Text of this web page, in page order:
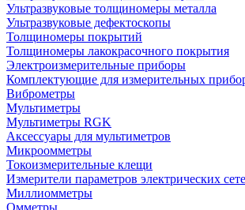
Ультразвуковые толщиномеры металла
Ультразвуковые дефектоскопы
Толщиномеры покрытий
Толщиномеры лакокрасочного покрытия
Электроизмерительные приборы
Комплектующие для измерительных
Виброметры
Мультиметры
Мультиметры RGK
Аксессуары для мультиметров
Микроомметры
Токоизмерительные клещи
Измерители параметров электрических
Миллиомметры
Омметры